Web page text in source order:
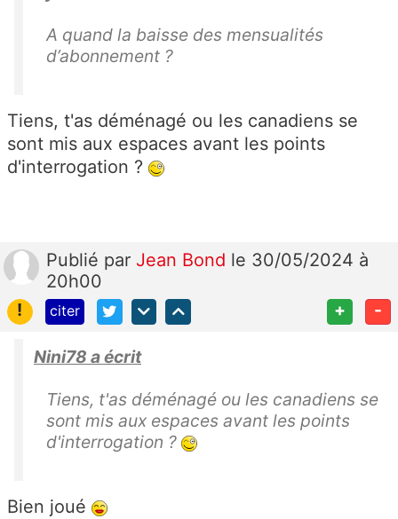
A quand la baisse des mensualités
d’abonnement ?
Tiens, t'as déménagé ou les canadiens se
sont mis aux espaces avant les points
d'interrogation ?
Publié par Jean Bond le 30/05/2024 à
20h00
!
citer + -
Nini78 a écrit
Tiens, t'as déménagé ou les canadiens se
sont mis aux espaces avant les points
d'interrogation ?
Bien joué